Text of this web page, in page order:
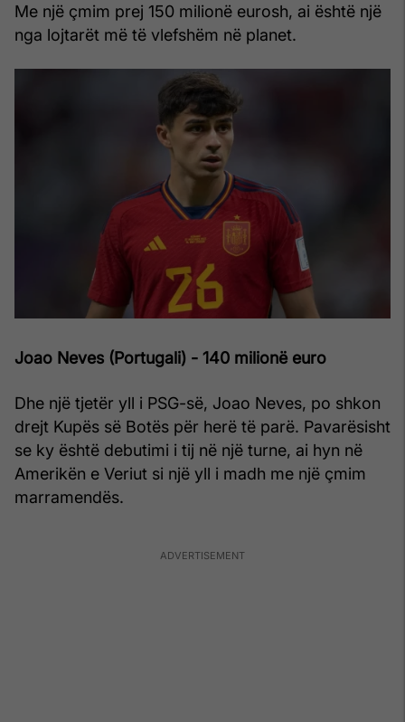
Me një çmim prej 150 milionë eurosh, ai është një
nga lojtarët më të vlefshëm në planet.
Joao Neves (Portugali) - 140 milionë euro
Dhe një tjetër yll i PSG-së, Joao Neves, po shkon
drejt Kupës së Botës për herë të parë. Pavarësisht
se ky është debutimi i tij në një turne, ai hyn në
Amerikën e Veriut si një yll i madh me një çmim
marramendës.